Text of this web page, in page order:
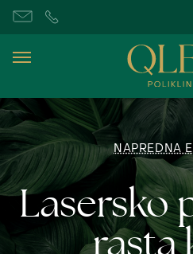
NAPREDNA
Lasersko
rasta